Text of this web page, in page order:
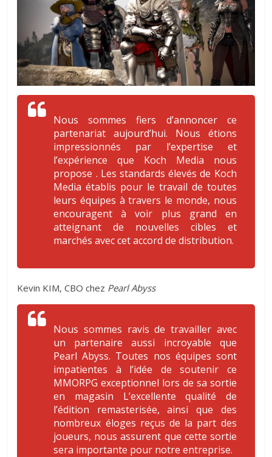
Nous sommes fiers d’annoncer ce
partenariat aujourd’hui. Nous étions
impressionnés par l’expertise et
l’expérience que Koch Media nous
propose . Les standards élevés de Koch
Media établis pour le travail de toutes
leurs équipes à travers le monde, nous
encouragent à voir plus grand en
atteignant de nouvelles cibles et
marchés avec cet accord de distribution.
Kevin KIM, CBO chez Pearl Abyss
Nous sommes ravis de travailler avec
un partenaire aussi incroyable que
Pearl Abyss. Toutes nos équipes sont
impatientes à l’idée de soutenir ce
MMORPG exceptionnel lors de sa sortie
en magasin
L’excellente qualité de
l’édition remasterisée, ainsi que des
nombreux éloges reçus de la part des
joueurs, nous assurent que cette sortie
sera importante pour notre entreprise.